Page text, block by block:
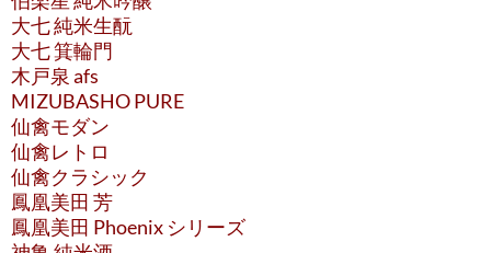
大七 純米生酛
大七 箕輪門
木戸泉 afs
MIZUBASHO PURE
仙禽モダン
仙禽レトロ
仙禽クラシック
鳳凰美田 芳
鳳凰美田 Phoenix シリーズ